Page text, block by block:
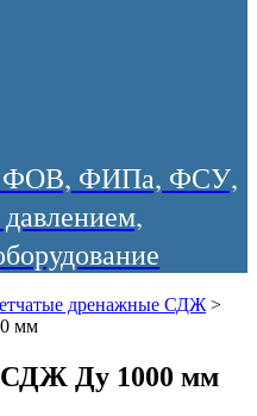
ФОВ, ФИПа, ФСУ,
дренажные СДЖ >
мм
Ду 1000 мм